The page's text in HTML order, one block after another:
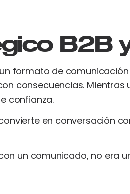
B2B
formato de
consecuencias. Mientras
confianza.
en conversación
un comunicado, no era